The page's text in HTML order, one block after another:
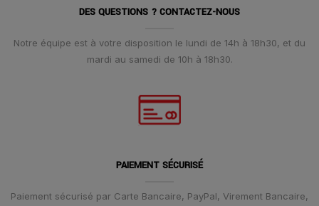
DES QUESTIONS ? CONTACTEZ-NOUS
Notre équipe est à votre disposition le lundi de 14h à 18h30, et du
mardi au samedi de 10h à 18h30.
PAIEMENT SÉCURISÉ
Paiement sécurisé par Carte Bancaire, PayPal, Virement Bancaire,